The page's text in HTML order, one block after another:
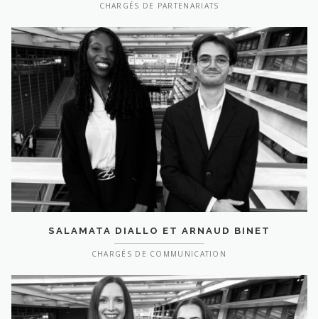
CHARGÉS DE PARTENARIATS
SALAMATA DIALLO ET ARNAUD BINET
CHARGÉS DE COMMUNICATION